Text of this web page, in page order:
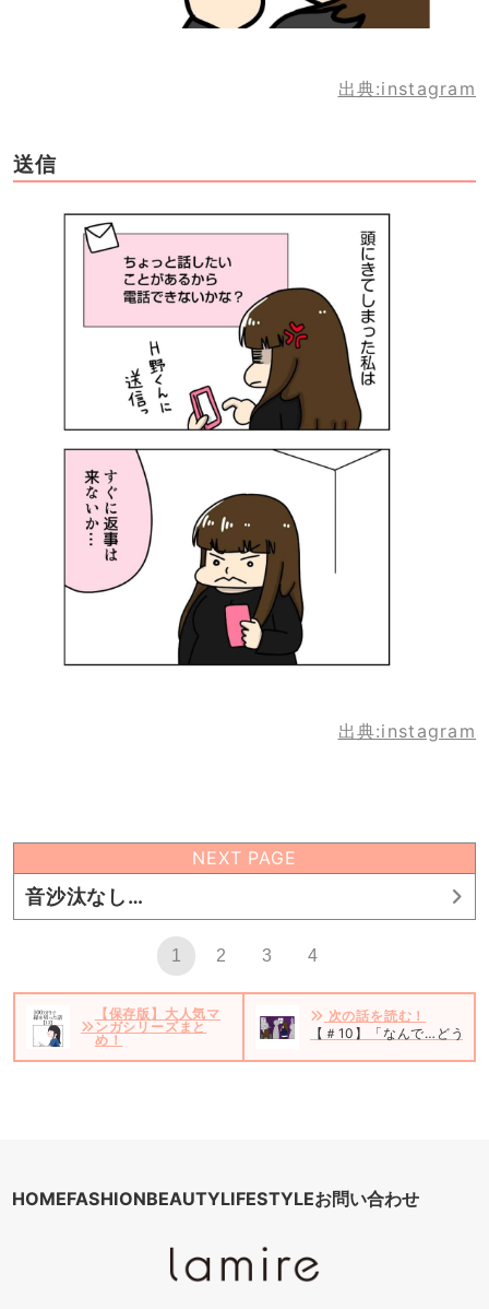
出典:instagram
送信
出典:instagram
NEXT PAGE
音沙汰なし…
1 2 3 4
【保存版】大人気マ
ンガシリーズまと
め！
次の話を読む！
【＃10】「なんで…どうし
HOMEFASHIONBEAUTYLIFESTYLEお問い合わせ